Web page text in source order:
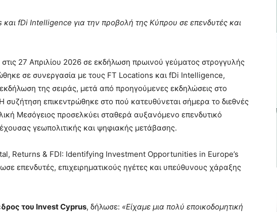
και fDi Intelligence για την προβολή της Κύπρου σε επενδυτές και
στις 27 Απριλίου 2026 σε εκδήλωση πρωινού γεύματος στρογγυλής
σε συνεργασία με τους FT Locations και fDi Intelligence,
της σειράς, μετά από προηγούμενες εκδηλώσεις στο
συζήτηση επικεντρώθηκε στο πού κατευθύνεται σήμερα το διεθνές
Μεσόγειος προσελκύει σταθερά αυξανόμενο επενδυτικό
γεωπολιτικής και ψηφιακής μετάβασης.
Returns & FDI: Identifying Investment Opportunities in Europe’s
επενδυτές, επιχειρηματικούς ηγέτες και υπεύθυνους χάραξης
του Invest Cyprus, δήλωσε: «Είχαμε μια πολύ εποικοδομητική